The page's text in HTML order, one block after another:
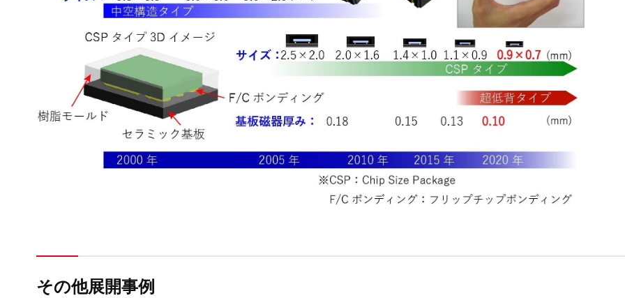
その他展開事例